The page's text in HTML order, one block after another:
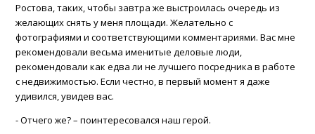
Ростова, таких, чтобы завтра же выстроилась очередь из
желающих снять у меня площади. Желательно с
фотографиями и соответствующими комментариями. Вас мне
рекомендовали весьма именитые деловые люди,
рекомендовали как едва ли не лучшего посредника в работе
с недвижимостью. Если честно, в первый момент я даже
удивился, увидев вас.
- Отчего же? – поинтересовался наш герой.